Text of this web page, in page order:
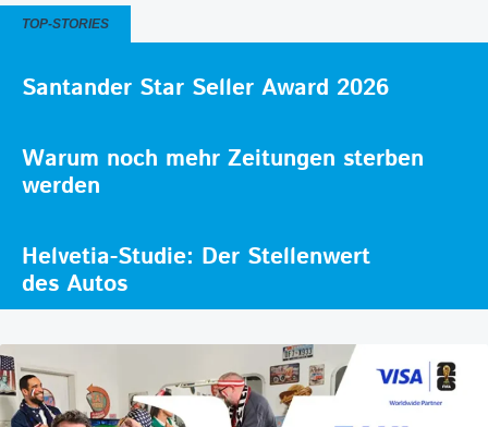
TOP-STORIES
Santander Star Seller Award 2026
Warum noch mehr Zeitungen sterben
werden
Helvetia-Studie: Der Stellenwert
des Autos